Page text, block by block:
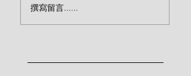
克）
撰寫留言......